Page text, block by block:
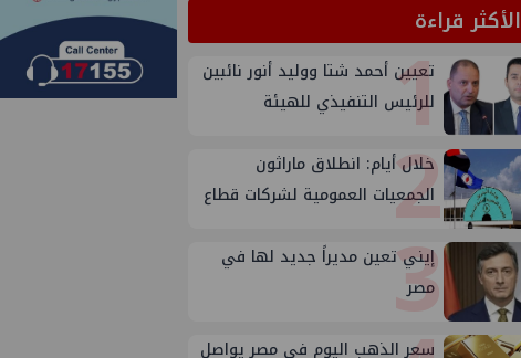
الأكثر قراءة
1
تعيين أحمد شتا ووليد أنور نائبين
للرئيس التنفيذي للهيئة
2
خلال أيام: انطلاق ماراثون
الجمعيات العمومية لشركات قطاع
3
إيني تعين مديراً جديد لها في
مصر
سعر الذهب اليوم في مصر يواصل